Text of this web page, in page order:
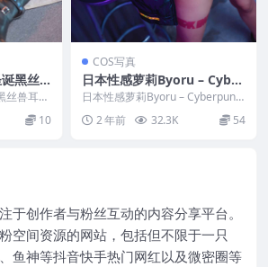
黑丝
丝兽耳
：周叽
10
COS写真
日本性感萝莉Byoru – Cyber
punk Edgerunners
日本性感萝莉Byoru – Cyberpunk
2 年前 32.3K 54
于创作者与粉丝互动的内容分享平台。
空间资源的网站，包括但不限于一只
鱼神等抖音快手热门网红以及微密圈等